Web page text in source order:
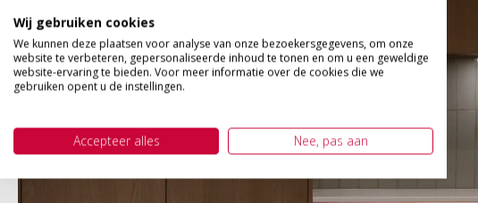
Wij gebruiken cookies
We kunnen deze plaatsen voor analyse van onze bezoekersgegevens, om onze
website te verbeteren, gepersonaliseerde inhoud te tonen en om u een geweldige
website-ervaring te bieden. Voor meer informatie over de cookies die we
gebruiken opent u de instellingen.
Accepteer alles Nee, pas aan